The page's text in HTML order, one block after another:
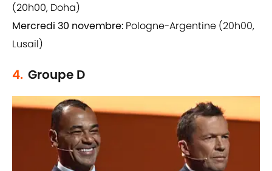
(20h00, Doha)
Mercredi 30 novembre: Pologne-Argentine (20h00,
Lusail)
4. Groupe D